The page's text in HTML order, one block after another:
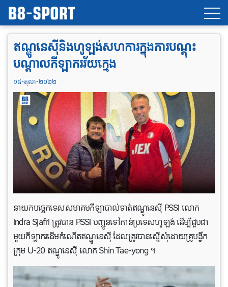
ឥណ្ឌូនេស៊ីនិង​ហូឡង់សហការក្នុងការបណ្តុះ
បណ្តាលកីឡាករវ័យក្មេង
១៨-តុលា-២០២២
នាយកបច្ចេកទេសសមាគមកីឡាបាល់ទាត់ឥណ្ឌូនេស៊ី PSSI លោក
Indra Sjafri ត្រូវបាន PSSI បញ្ជូនទៅកាន់ប្រទេសហូឡង់ ដើម្បីជួបជា
មួយកីឡាករដើមកំណើតឥណ្ឌូនេស៊ី ដែលត្រូវបានស្នើសុំដោយគ្រូបង្វឹក
ក្រុម U-20 ឥណ្ឌូនេស៊ី លោក Shin Tae-yong ។